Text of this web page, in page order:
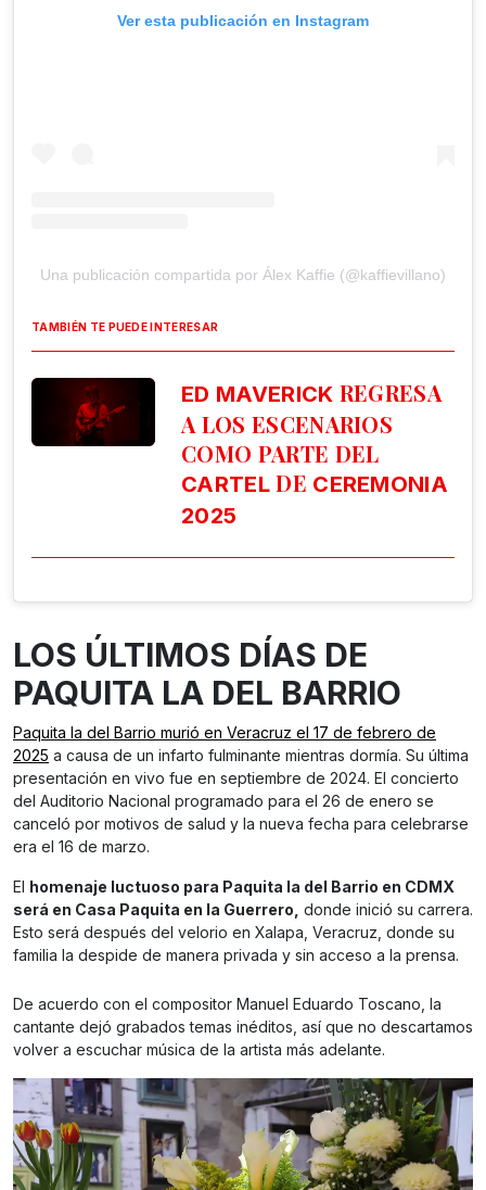
Ver esta publicación en Instagram
Una publicación compartida por Álex Kaffie (@kaffievillano)
TAMBIÉN TE PUEDE INTERESAR
ED MAVERICK REGRESA
A LOS ESCENARIOS
COMO PARTE DEL
CARTELDE CEREMONIA
2025
LOS ÚLTIMOS DÍAS DE
PAQUITA LA DEL BARRIO
Paquita la del Barrio murió en Veracruz el 17 de febrero de
2025 a causa de un infarto fulminante mientras dormía. Su última
presentación en vivo fue en septiembre de 2024. El concierto
del Auditorio Nacional programado para el 26 de enero se
canceló por motivos de salud y la nueva fecha para celebrarse
era el 16 de marzo.
El homenaje luctuoso para Paquita la del Barrio en CDMX
será en Casa Paquita en la Guerrero, donde inició su carrera.
Esto será después del velorio en Xalapa, Veracruz, donde su
familia la despide de manera privada y sin acceso a la prensa.
De acuerdo con el compositor Manuel Eduardo Toscano, la
cantante dejó grabados temas inéditos, así que no descartamos
volver a escuchar música de la artista más adelante.